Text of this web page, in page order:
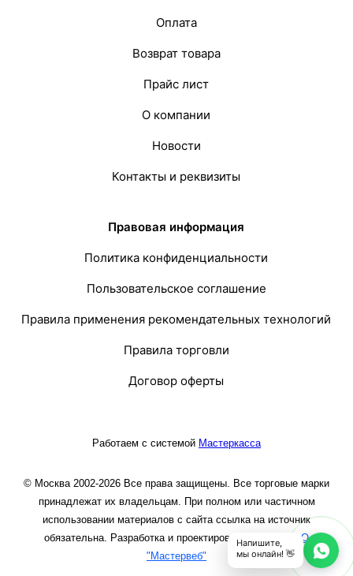
Оплата
Возврат товара
Прайс лист
О компании
Новости
Контакты и реквизиты
Правовая информация
Политика конфиденциальности
Пользовательское соглашение
Правила применения рекомендательных технологий
Правила торговли
Договор оферты
Работаем с системой Мастеркасса
© Москва 2002-2026 Все права защищены. Все торговые марки
принадлежат их владельцам. При полном или частичном
использовании материалов с сайта ссылка на источник
обязательна. Разработка и проектирование сайта
ООО
"Мастервеб"
Напишите,
мы онлайн! 👋